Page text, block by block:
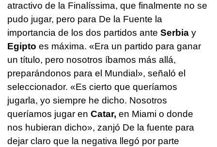
atractivo de la Finalíssima, que finalmente no se
pudo jugar, pero para De la Fuente la
importancia de los dos partidos ante Serbia y
Egipto es máxima. «Era un partido para ganar
un título, pero nosotros íbamos más allá,
preparándonos para el Mundial», señaló el
seleccionador. «Es cierto que queríamos
jugarla, yo siempre he dicho. Nosotros
queríamos jugar en Catar, en Miami o donde
nos hubieran dicho», zanjó De la fuente para
dejar claro que la negativa llegó por parte